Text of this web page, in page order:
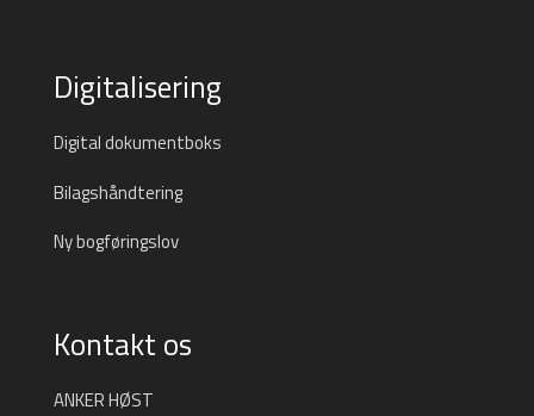
Digitalisering
Digital dokumentboks
Bilagshåndtering
Ny bogføringslov
Kontakt os
ANKER HØST